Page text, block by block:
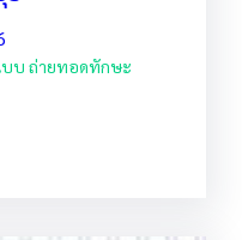
บบ ถ่ายทอดทักษะ